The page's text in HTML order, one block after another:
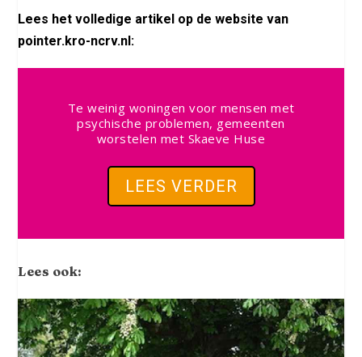
Lees het volledige artikel op de website van
pointer.kro-ncrv.nl:
Te weinig woningen voor mensen met
psychische problemen, gemeenten
worstelen met Skaeve Huse
LEES VERDER
Lees ook: